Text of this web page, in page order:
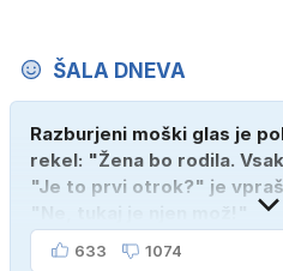
ŠALA DNEVA
Razburjeni moški glas je
rekel: "Žena bo rodila.
"Je to prvi otrok?" je
633 1074